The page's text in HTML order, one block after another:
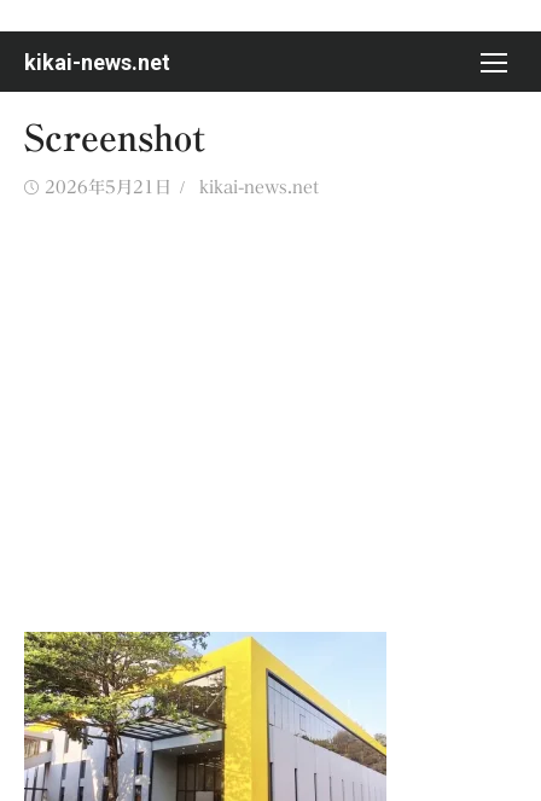
content
kikai-news.net
Screenshot
Posted
2026年5月21日 Author
kikai-news.net